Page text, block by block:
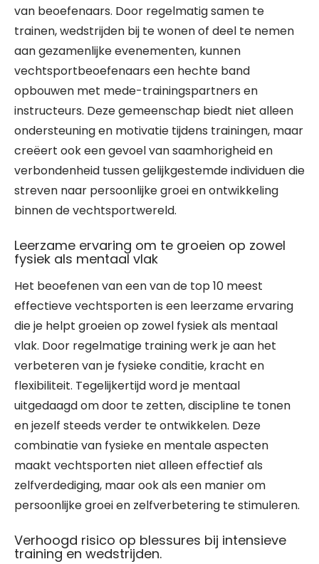
van beoefenaars. Door regelmatig samen te
trainen, wedstrijden bij te wonen of deel te nemen
aan gezamenlijke evenementen, kunnen
vechtsportbeoefenaars een hechte band
opbouwen met mede-trainingspartners en
instructeurs. Deze gemeenschap biedt niet alleen
ondersteuning en motivatie tijdens trainingen, maar
creëert ook een gevoel van saamhorigheid en
verbondenheid tussen gelijkgestemde individuen die
streven naar persoonlijke groei en ontwikkeling
binnen de vechtsportwereld.
Leerzame ervaring om te groeien op zowel
fysiek als mentaal vlak
Het beoefenen van een van de top 10 meest
effectieve vechtsporten is een leerzame ervaring
die je helpt groeien op zowel fysiek als mentaal
vlak. Door regelmatige training werk je aan het
verbeteren van je fysieke conditie, kracht en
flexibiliteit. Tegelijkertijd word je mentaal
uitgedaagd om door te zetten, discipline te tonen
en jezelf steeds verder te ontwikkelen. Deze
combinatie van fysieke en mentale aspecten
maakt vechtsporten niet alleen effectief als
zelfverdediging, maar ook als een manier om
persoonlijke groei en zelfverbetering te stimuleren.
Verhoogd risico op blessures bij intensieve
training en wedstrijden.